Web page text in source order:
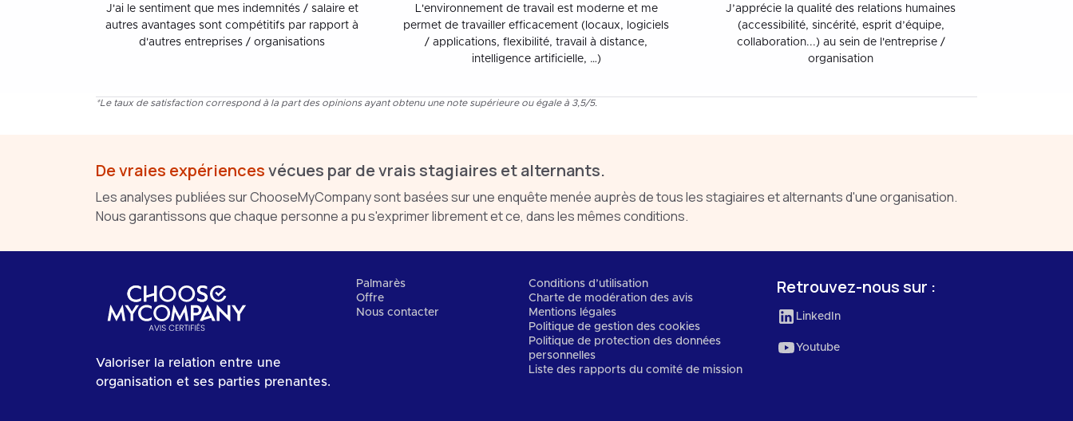
J'ai le sentiment que mes indemnités / salaire et
autres avantages sont compétitifs par rapport à
d'autres entreprises / organisations
L'environnement de travail est moderne et me
permet de travailler efficacement (locaux, logiciels
/ applications, flexibilité, travail à distance,
intelligence artificielle, …)
J’apprécie la qualité des relations humaines
(accessibilité, sincérité, esprit d’équipe,
collaboration...) au sein de l'entreprise /
organisation
*Le taux de satisfaction correspond à la part des opinions ayant obtenu une note supérieure ou égale à 3,5/5.
De vraies expériencesvécues par de vrais stagiaires et alternants.
Les analyses publiées sur ChooseMyCompany sont basées sur une enquête menée auprès de tous les stagiaires et alternants d'une organisation.
Nous garantissons que chaque personne a pu s'exprimer librement et ce, dans les mêmes conditions.
Valoriser la relation entre une
organisation et ses parties prenantes.
Palmarès
Offre
Nous contacter
Conditions d’utilisation
Charte de modération des avis
Mentions légales
Politique de gestion des cookies
Politique de protection des données
personnelles
Liste des rapports du comité de mission
Retrouvez-nous sur :
LinkedIn
Youtube